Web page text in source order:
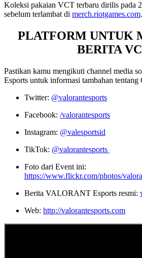
Koleksi pakaian VCT terbaru dirilis pada
sebelum terlambat di merch.riotgames.com.
PLATFORM UNTUK
BERITA
Pastikan kamu mengikuti channel media
Esports untuk informasi tambahan tentang
Twitter: @valorantesports
Facebook: /valorantesports
Instagram: @valesportsid
TikTok: @valorantesports
Foto dari Event ini:
https://www.flickr.com/photos/
Berita VALORANT Esports resmi:
Web: http://valorantesports.com